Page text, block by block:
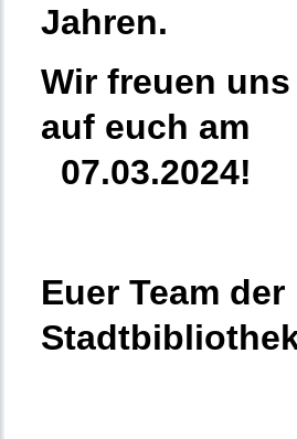
Jahren.
Wir freuen uns
auf euch am
07.03.2024!
Euer Team der